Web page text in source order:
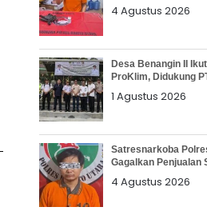
4 Agustus 2026
Desa Benangin II
ProKlim, Didukung
1 Agustus 2026
Satresnarkoba
Gagalkan Penjualan
4 Agustus 2026